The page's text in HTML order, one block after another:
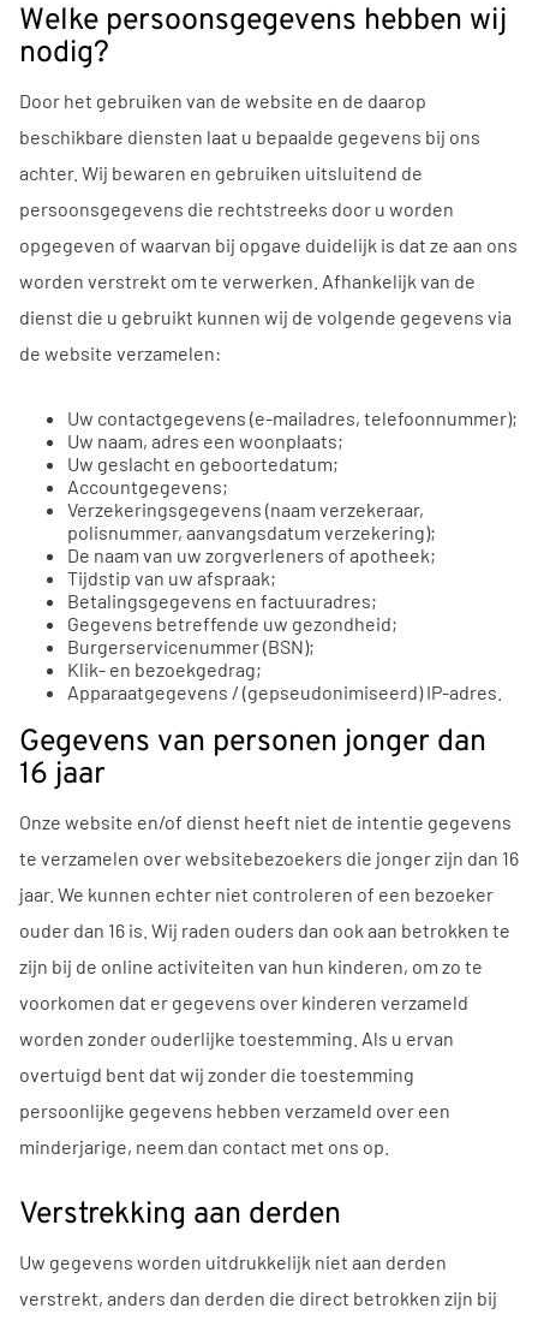
Welke persoonsgegevens hebben wij
nodig?
Door het gebruiken van de website en de daarop
beschikbare diensten laat u bepaalde gegevens bij ons
achter. Wij bewaren en gebruiken uitsluitend de
persoonsgegevens die rechtstreeks door u worden
opgegeven of waarvan bij opgave duidelijk is dat ze aan ons
worden verstrekt om te verwerken. Afhankelijk van de
dienst die u gebruikt kunnen wij de volgende gegevens via
de website verzamelen:
Uw contactgegevens (e-mailadres, telefoonnummer);
Uw naam, adres een woonplaats;
Uw geslacht en geboortedatum;
Accountgegevens;
Verzekeringsgegevens (naam verzekeraar,
polisnummer, aanvangsdatum verzekering);
De naam van uw zorgverleners of apotheek;
Tijdstip van uw afspraak;
Betalingsgegevens en factuuradres;
Gegevens betreffende uw gezondheid;
Burgerservicenummer (BSN);
Klik- en bezoekgedrag;
Apparaatgegevens / (gepseudonimiseerd) IP-adres.
Gegevens van personen jonger dan
16 jaar
Onze website en/of dienst heeft niet de intentie gegevens
te verzamelen over websitebezoekers die jonger zijn dan 16
jaar. We kunnen echter niet controleren of een bezoeker
ouder dan 16 is. Wij raden ouders dan ook aan betrokken te
zijn bij de online activiteiten van hun kinderen, om zo te
voorkomen dat er gegevens over kinderen verzameld
worden zonder ouderlijke toestemming. Als u ervan
overtuigd bent dat wij zonder die toestemming
persoonlijke gegevens hebben verzameld over een
minderjarige, neem dan contact met ons op.
Verstrekking aan derden
Uw gegevens worden uitdrukkelijk niet aan derden
verstrekt, anders dan derden die direct betrokken zijn bij